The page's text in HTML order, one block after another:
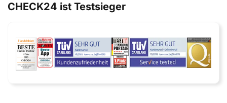
CHECK24 ist Testsieger